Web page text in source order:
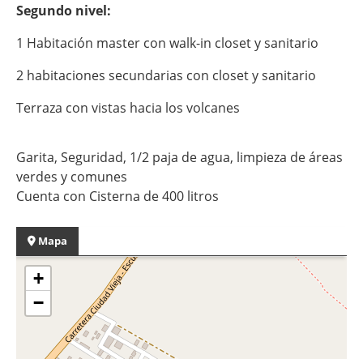
Segundo nivel:
1 Habitación master con walk-in closet y sanitario
2 habitaciones secundarias con closet y sanitario
Terraza con vistas hacia los volcanes
Garita, Seguridad, 1/2 paja de agua, limpieza de áreas
verdes y comunes
Cuenta con Cisterna de 400 litros
Mapa
+
−